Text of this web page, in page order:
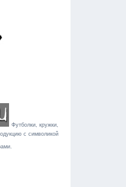
Футболки, кружки,
с символикой